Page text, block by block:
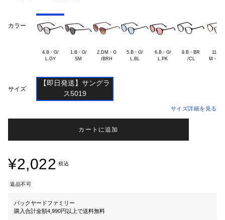
カラー
4.B・G/
L.GY
1.B・G/
2.DM・G
5.B・G/
6.B・G/
9.B・BR
M・
サイズ
【即日発送】サングラ
サイズ詳細を見る
カートに追加
¥2,022 税込
返品不可
バックヤードファミリー
購入合計金額4,990円以上で送料無料